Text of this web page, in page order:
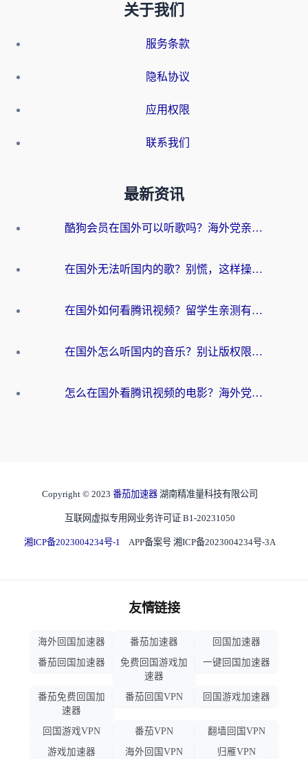
关于我们
服务条款
隐私协议
应用权限
联系我们
最新资讯
酷狗会员在国外可以听歌吗？海外党亲测有效：3步解决音乐权限难题
在国外无法听国内的歌？别慌，这样操作就能畅听QQ音乐（附亲测加速器推荐）
在国外如何看腾讯视频？留学生亲测有效的回国加速方案
在国外怎么听国内的音乐？别让版权限制断了你的华语歌单
怎么在国外看腾讯视频的电影？海外党亲测有效的回国加速指南
Copyright © 2023 番茄加速器 湖南精准量科技有限公司
互联网虚拟专用网业务许可证 B1-20231050
湘ICP备2023004234号-1 APP备案号 湘ICP备2023004234号-3A
友情链接
海外回国加速器 番茄加速器
回国加速器
番茄回国加速器
免费回国游戏加
速器
一键回国加速器
番茄免费回国加
速器
番茄回国VPN 回国游戏加速器
回国游戏VPN 番茄VPN
翻墙回国VPN
游戏加速器
海外回国VPN 归雁VPN